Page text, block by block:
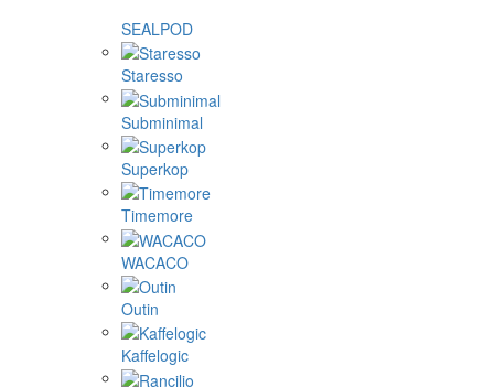
SEALPOD
Staresso
Subminimal
Superkop
Timemore
WACACO
Outin
Kaffelogic